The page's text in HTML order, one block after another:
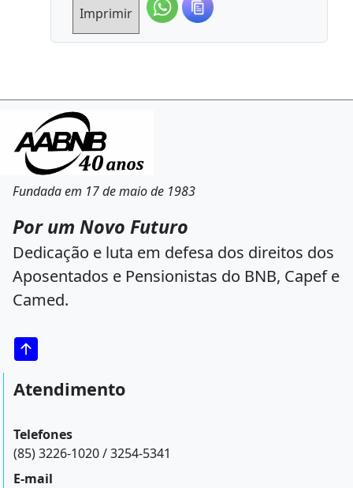
Imprimir
Fundada em 17 de maio de 1983
Por um Novo Futuro
Dedicação e luta em defesa dos direitos dos
Aposentados e Pensionistas do BNB, Capef e
Camed.
Atendimento
Telefones
(85) 3226-1020 / 3254-5341
E-mail